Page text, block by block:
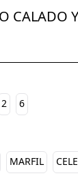
CALADO
2 6
MARFIL